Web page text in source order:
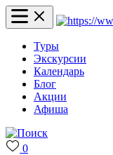
Туры
Экскурсии
Календарь
Блог
Акции
Афиша
0